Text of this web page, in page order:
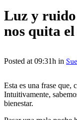
Luz y
nos quita el
Posted at 09:31h in
Esta es una frase que,
Intuitivamente,
bienestar.